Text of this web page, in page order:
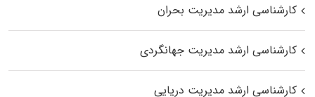
کارشناسی ارشد مدیریت بحران
کارشناسی ارشد مدیریت جهانگردی
کارشناسی ارشد مدیریت دریایی